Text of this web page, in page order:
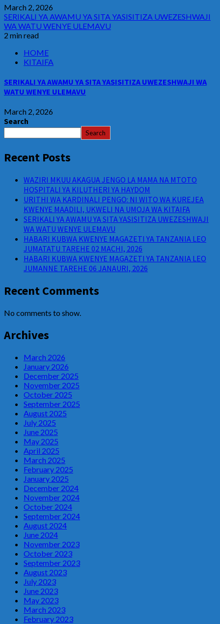
March 2, 2026
SERIKALI YA AWAMU YA SITA YASISITIZA UWEZESHWAJI
WA WATU WENYE ULEMAVU
2 min read
HOME
KITAIFA
SERIKALI YA AWAMU YA SITA YASISITIZA UWEZESHWAJI WA
WATU WENYE ULEMAVU
March 2, 2026
Search
Search
Recent Posts
WAZIRI MKUU AKAGUA JENGO LA MAMA NA MTOTO
HOSPITALI YA KILUTHERI YA HAYDOM
URITHI WA KARDINALI PENGO: NI WITO WA KUREJEA
KWENYE MAADILI, UKWELI NA UMOJA WA KITAIFA
SERIKALI YA AWAMU YA SITA YASISITIZA UWEZESHWAJI
WA WATU WENYE ULEMAVU
HABARI KUBWA KWENYE MAGAZETI YA TANZANIA LEO
JUMATATU TAREHE 02 MACHI, 2026
HABARI KUBWA KWENYE MAGAZETI YA TANZANIA LEO
JUMANNE TAREHE 06 JANAURI, 2026
Recent Comments
No comments to show.
Archives
March 2026
January 2026
December 2025
November 2025
October 2025
September 2025
August 2025
July 2025
June 2025
May 2025
April 2025
March 2025
February 2025
January 2025
December 2024
November 2024
October 2024
September 2024
August 2024
June 2024
November 2023
October 2023
September 2023
August 2023
July 2023
June 2023
May 2023
March 2023
February 2023